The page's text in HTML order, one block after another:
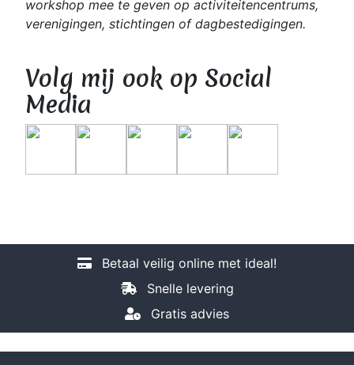
workshop mee te geven op activiteitencentrums,
verenigingen, stichtingen of dagbestedigingen.
Volg mij ook op Social
Media
Betaal veilig online met ideal!
Snelle levering
Gratis advies